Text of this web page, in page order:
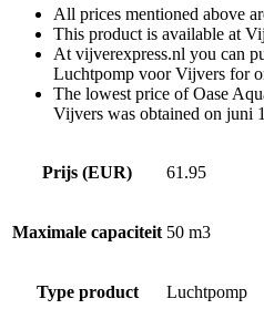
All prices mentioned above
This product is available at
At vijverexpress.nl you can
Luchtpomp voor Vijvers for
The lowest price of Oase
Vijvers was obtained on juni
Prijs (EUR) 61.95
Maximale capaciteit 50 m3
Type product Luchtpomp